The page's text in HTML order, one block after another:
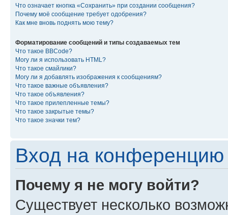
Что означает кнопка «Сохранить» при создании сообщения?
Почему моё сообщение требует одобрения?
Как мне вновь поднять мою тему?
Форматирование сообщений и типы создаваемых тем
Что такое BBCode?
Могу ли я использовать HTML?
Что такое смайлики?
Могу ли я добавлять изображения к сообщениям?
Что такое важные объявления?
Что такое объявления?
Что такое прилепленные темы?
Что такое закрытые темы?
Что такое значки тем?
Вход на конференцию
Почему я не могу войти?
Существует несколько